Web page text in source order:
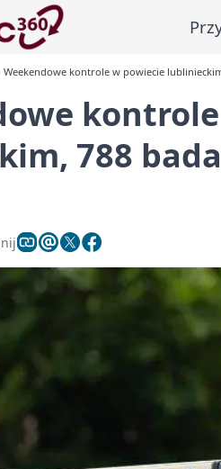
Weekendowe kontrole w powiecie
788